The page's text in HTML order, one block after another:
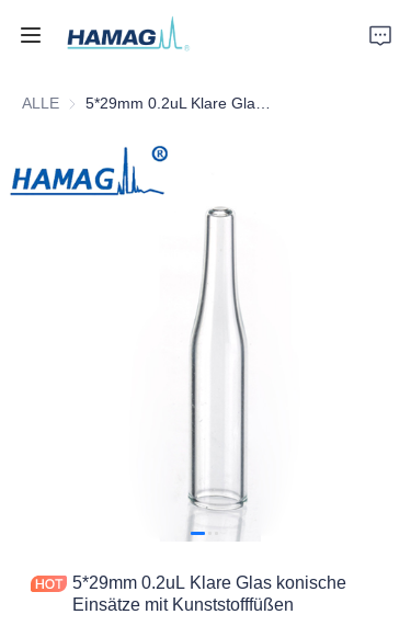
ALLE
5*29mm 0.2uL Klare Glas konische
Einsätze mit Kunststofffüßen
Startseite
Über uns